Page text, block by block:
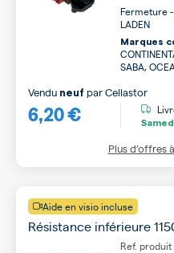
Fermeture
LADEN
Marques
SABA,
6,20 €
Vendu neuf parCellastor
Plus d’offres
Aide en visio incluse
Résistance inférieure
Ref. produit